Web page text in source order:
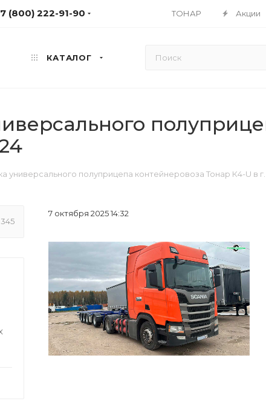
(800) 222-91-90 ТОНАР Акции
КАТАЛОГ
универсального полуприцепа контейнеровоза Тонар К4-U в
7 октября 2025 14:32
345